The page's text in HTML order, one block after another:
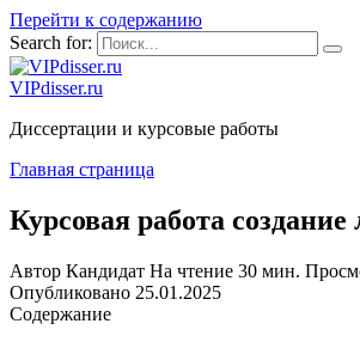
Перейти к содержанию
Search for:
VIPdisser.ru
Диссертации и курсовые работы
Главная страница
Курсовая работа создание
Автор Кандидат На чтение 30 мин.
Опубликовано 25.01.2025
Содержание